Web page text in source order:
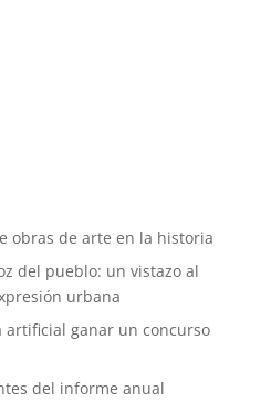
obras de arte en la historia
del pueblo: un vistazo al
urbana
artificial ganar un concurso
del informe anual